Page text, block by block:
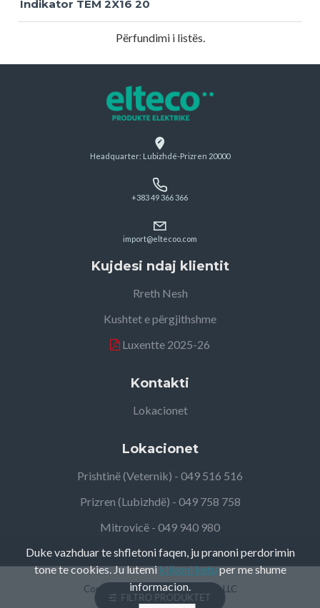
Indikator TEM 2X16 20
Përfundimi i listës.
Headquarter: Lubizhdë-Prizren 20000
+383 49 366 366
import@eltecoo.com
Kujdesi ndaj klientit
Rreth Nesh
Kushtet e përgjithshme
Luxentte 2025-26
Kontakti
Lokacionet
Lokacionet
Prishtinë (Veternik) - 049 516 516
Prizren (Lubizhdë) - 049 758 758
Mitrovicë - 049 940 980
Copyright ©2026, Elteco Group LLC
Solution by
Duke vazhduar te shfletoni faqen, ju pranoni perdorimin
tone te cookies. Ju lutemiklikoni ketuper me shume
informacion.
FILTRO PRODUKTET